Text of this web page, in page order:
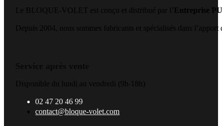
Le BLOQUE-VOLET est conçu et distribué par l’ Entreprise
Depuis 2004, nous sommes fabricants et spécialisés dans
Disponible du lundi au vendredi (9h-18h)
02 47 20 46 99
contact@bloque-volet.com